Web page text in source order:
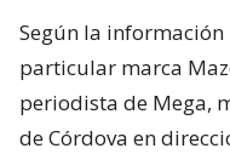
Según la
particular marca
periodista de Mega,
de Córdova en